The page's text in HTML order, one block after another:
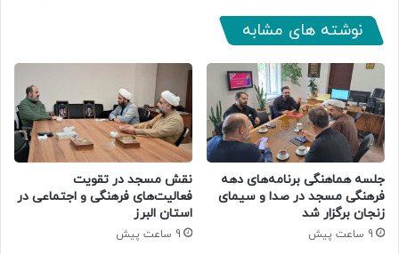
نوشته های مشابه
جلسه هماهنگی برنامه‌های دهه
فرهنگی مسجد در صدا و سیمای
زنجان برگزار شد
9 ساعت پیش
نقش مسجد در تقویت
فعالیت‌های فرهنگی و اجتماعی در
استان البرز
9 ساعت پیش